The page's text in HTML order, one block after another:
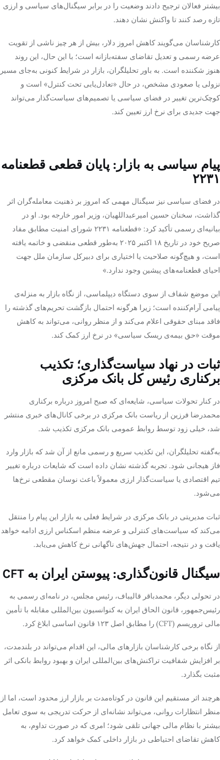
بیشتر فعالان ترجیح دادند وضعیت را در برابر سیگنال‌های سیاسی و ارزی
تازه رصد کنند تا واکنش نشان دهند.
کارشناسان می‌گویند کاهش امروز دلار، بیش از هر چیز ناشی از تقویت
عرضه رسمی و تعدیل تقاضای سفته‌بازانه است؛ با این حال، این روند
هنوز شکننده است. به باور تحلیلگران، بازار در شرایط کنونی به‌جای مسیر
نزولی یا صعودی مشخص، در حال «تعادل‌یابی تحت کنترل» است و
کوچک‌ترین تغییر در فضای سیاسی یا تصمیم‌های سیاست‌گذار می‌تواند
جهت جدیدی برای نرخ ارز تعیین کند.
پیام سیاسی به بازار: پایان قطعی قطعنامه
۲۲۳۱
در فضای سیاسی نیز سیگنال مهمی که امروز بر ذهنیت معامله‌گران اثر
گذاشت، سخنان حسین امیرعبداللهیان، وزیر امور خارجه بود. او در
بیانیه‌ای رسمی تأکید کرد: «قطعنامه ۲۲۳۱ شورای امنیت مطابق مفاد
صریح خود در تاریخ ۱۸ اکتبر ۲۰۲۵ به‌طور قطعی منقضی و خاتمه یافته
است، و هیچ‌گونه صلاحیت یا اختیاری برای دبیرکل سازمان ملل جهت
احیای قطعنامه‌های پیشین وجود ندارد.»
این موضع شفاف از سوی دستگاه دیپلماسی، از نگاه بازار به منزله‌ی
پیامی آرام‌کننده است؛ زیرا هرگونه احتمال بازگشت تحریم‌های گذشته را
فاقد مبنای حقوقی اعلام می‌کند و از منظر روانی، می‌تواند به کاهش
موقت «حق بیمه‌ی ریسک سیاسی» در نرخ ارز کمک کند.
ثبات در نهاد سیاست‌گذاری؛ تکذیب
برکناری رئیس کل بانک مرکزی
در کنار تحولات سیاسی، شایعه‌ای که صبح امروز درباره برکناری
محمدرضا فرزین از ریاست بانک مرکزی در برخی کانال‌های خبری منتشر
شد، خیلی زود توسط روابط عمومی بانک مرکزی تکذیب شد.
به‌گفته تحلیلگران، این تکذیب سریع و رسمی مانع از آن شد که بازار وارد
فاز هیجانی شود. تجربه‌ گذشته نشان داده است که شایعات درباره تغییر
تیم اقتصادی یا سیاست‌گذار ارزی معمولاً باعث نوسان مقطعی نرخ‌ها
می‌شود.
ثبات مدیریتی در بانک مرکزی در شرایط فعلی به بازار این پیام را منتقل
می‌کند که سیاست‌های کنترلی و عرضه منظم اسکناس ارزی ادامه خواهد
یافت و در نتیجه، احتمال جهش‌های ناگهانی نرخ کاهش می‌یابد.
سیگنال قانون‌گذاری: پیوستن ایران به CFT
در تحولی دیگر، محمدباقر قالیباف، رئیس مجلس، در نامه‌ای رسمی به
رئیس‌جمهور، قانون الحاق ایران به کنوانسیون بین‌المللی مقابله با تأمین
مالی تروریسم (CFT) را مطابق اصل ۱۲۳ قانون اساسی ابلاغ کرد.
از نگاه برخی کارشناسان بازارهای مالی، این اقدام می‌تواند در بلندمدت،
بر افزایش شفافیت تراکنش‌های بین‌المللی ایران و بهبود روابط بانکی اثر
مثبت بگذارد.
هرچند اثر مستقیم این قانون در کوتاه‌مدت بر بازار ارز محدود است، اما از
منظر انتظارات روانی، می‌تواند نشانه‌ای از حرکت تدریجی به سوی تعامل
بیشتر با نظام مالی جهانی تلقی شود؛ امری که در صورت تداوم، به
کاهش تقاضای احتیاطی در بازار داخلی کمک خواهد کرد.